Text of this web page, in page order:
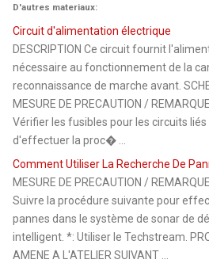
D'autres materiaux:
Circuit d'alimentation électrique
DESCRIPTION Ce circuit fournit
nécessaire au fonctionnement de la
reconnaissance de marche avant.
MESURE DE PRECAUTION /
Vérifier les fusibles pour les circuits
d'effectuer la proc� ...
Comment Utiliser La Recherche De
MESURE DE PRECAUTION /
Suivre la procédure suivante pour
pannes dans le système de sonar de
intelligent. *: Utiliser le Techstream.
AMENE A L'ATELIER SUIVANT ...